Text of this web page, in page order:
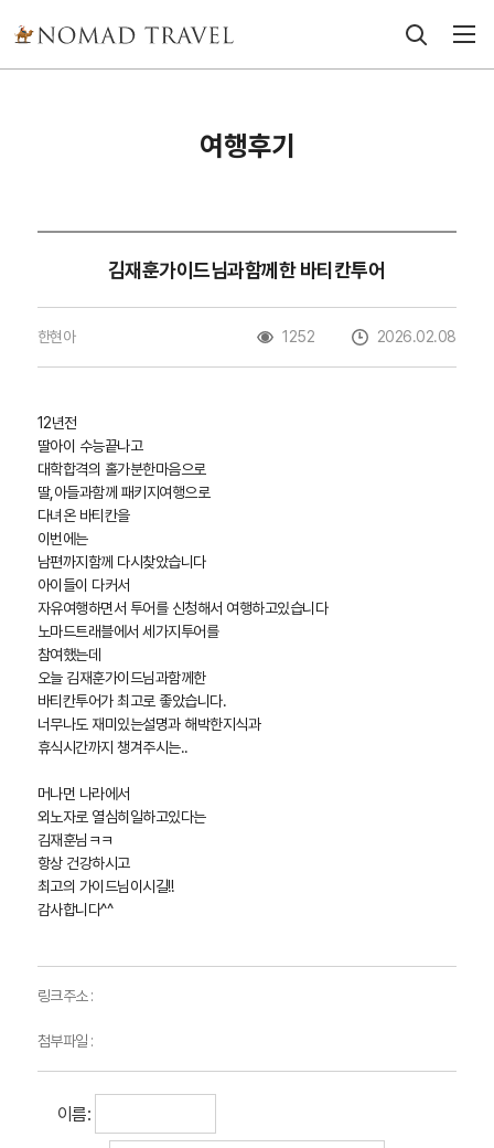
여행후기
김재훈가이드님과함께한 바티칸투어
한현아 1252 2026.02.08
12년전
딸아이 수능끝나고
대학합격의 홀가분한마음으로
딸,아들과함께 패키지여행으로
다녀온 바티칸을
이번에는
남편까지함께 다시찾았습니다
아이들이 다커서
자유여행하면서 투어를 신청해서 여행하고있습니다
노마드트래블에서 세가지투어를
참여했는데
오늘 김재훈가이드님과함께한
바티칸투어가 최고로 좋았습니다.
너무나도 재미있는설명과 해박한지식과
휴식시간까지 챙겨주시는..
머나먼 나라에서
외노자로 열심히일하고있다는
김재훈님ㅋㅋ
항상 건강하시고
최고의 가이드님이시길!!
감사합니다^^
링크주소 :
첨부파일 :
이름: